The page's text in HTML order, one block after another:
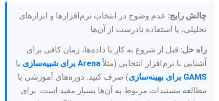
چالش رایج: عدم وضوح در انتخاب نرم‌افزارها و ابزارهای
تحلیلی، یا استفاده نادرست از آن‌ها.
راه حل: قبل از شروع به کار با داده‌ها، زمان کافی برای
آشنایی با نرم‌افزار انتخابی (مثلاًArena برای شبیه‌سازی
یا
GAMS برای بهینه‌سازی
) صرف کنید. دوره‌های آموزشی یا
مطالعه مستندات مربوط به آن‌ها بسیار مفید است. برای